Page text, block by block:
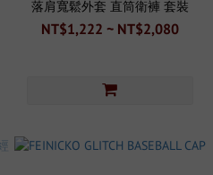
落肩寬鬆外套 直筒衛褲 套裝
NT$1,222 ~ NT$2,080